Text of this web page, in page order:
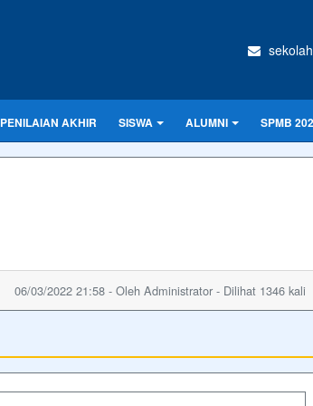
PENILAIAN AKHIR SISWA ALUMNI SPMB
06/03/2022 21:58 - Oleh Administrator - Dilihat 1346 kali